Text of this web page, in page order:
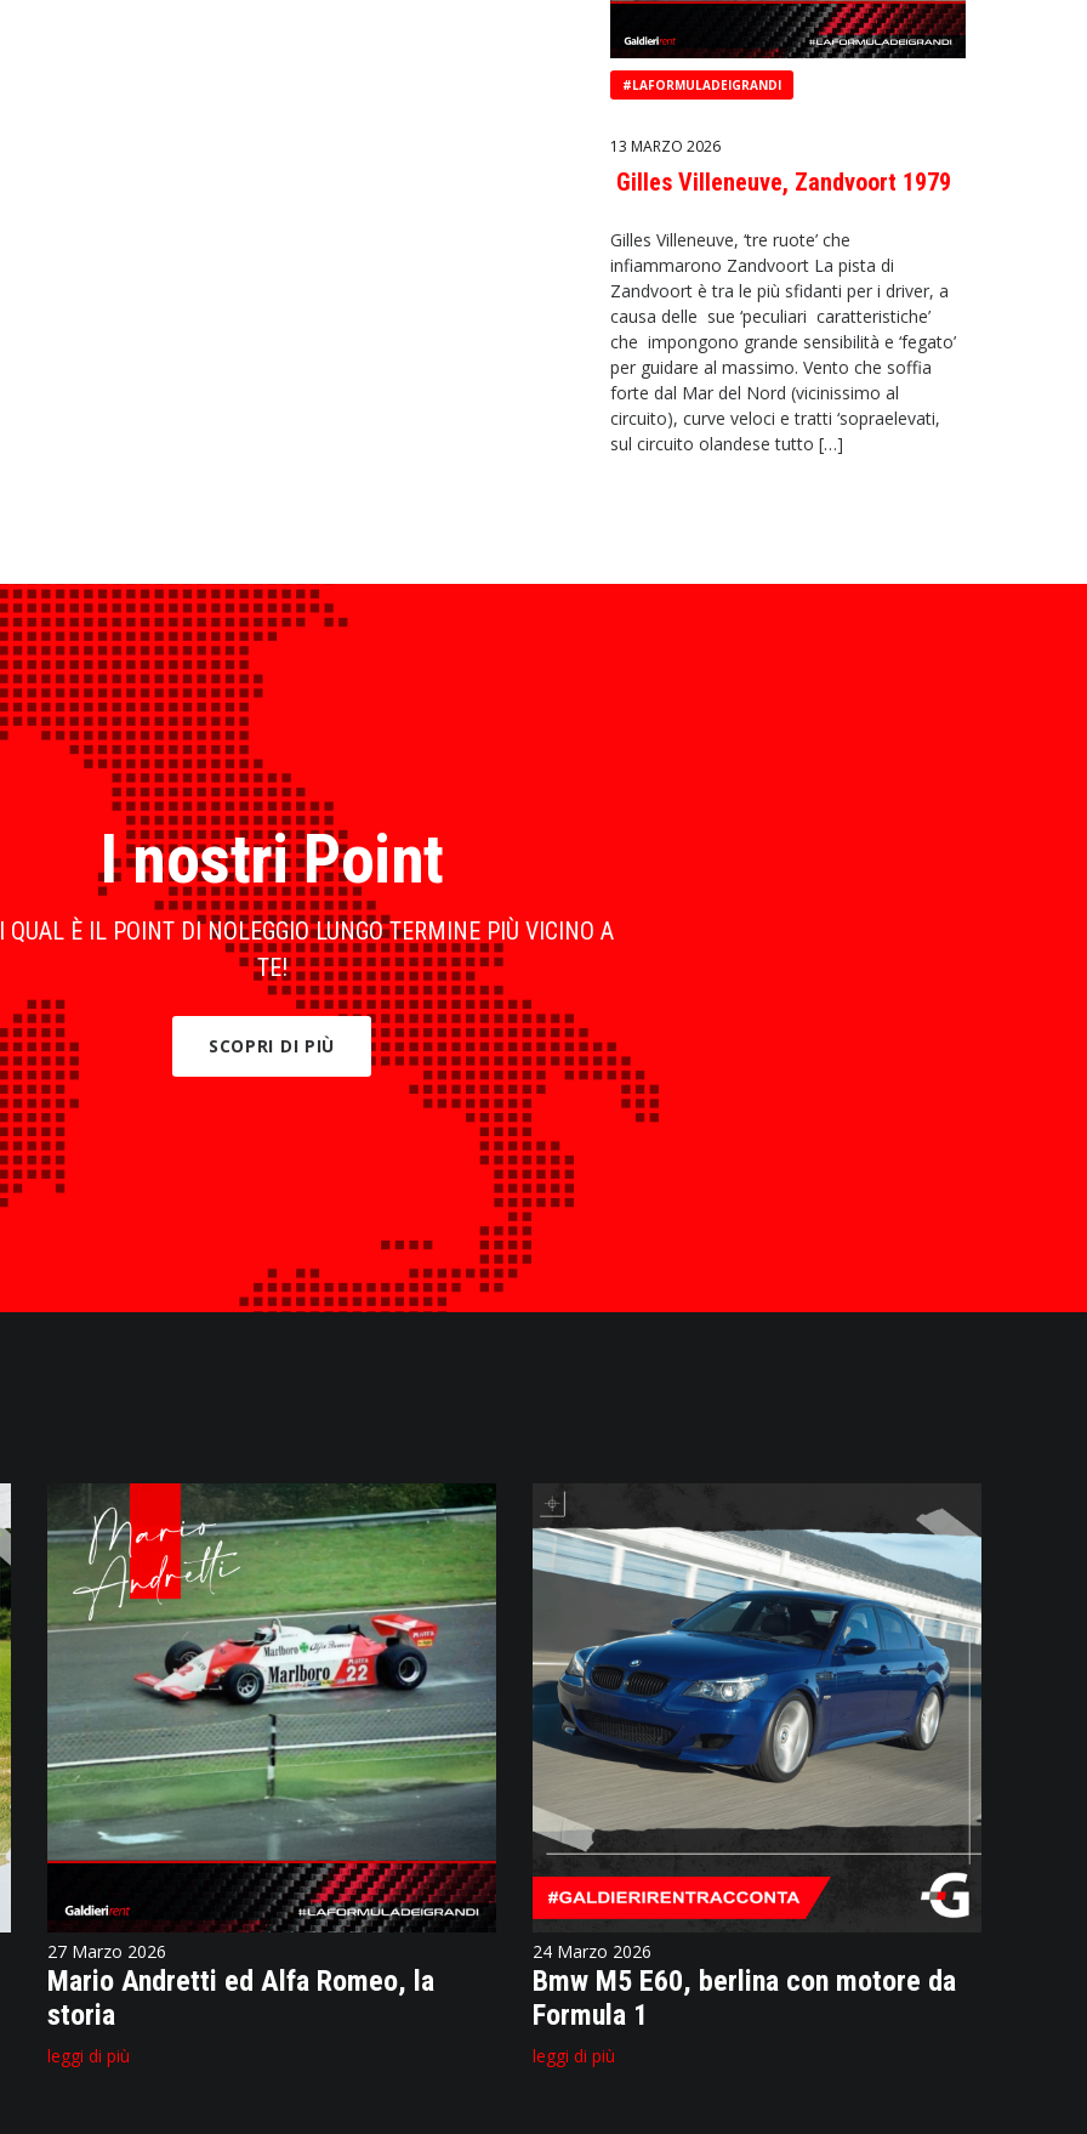
#LAFORMULADEIGRANDI
13 MARZO 2026
Gilles Villeneuve, Zandvoort 1979
Gilles Villeneuve, ‘tre ruote’ che
infiammarono Zandvoort La pista di
Zandvoort è tra le più sfidanti per i driver, a
causa delle sue ‘peculiari caratteristiche’
che impongono grande sensibilità e ‘fegato’
per guidare al massimo. Vento che soffia
forte dal Mar del Nord (vicinissimo al
circuito), curve veloci e tratti ‘sopraelevati,
sul circuito olandese tutto […]
I nostri Point
QUAL È IL POINT DI NOLEGGIO LUNGO TERMINE PIÙ VICINO A
TE!
SCOPRI DI PIÙ
27 Marzo 2026
Mario Andretti ed Alfa Romeo, la
storia
leggi di più
24 Marzo 2026
Bmw M5 E60, berlina con motore da
Formula 1
leggi di più